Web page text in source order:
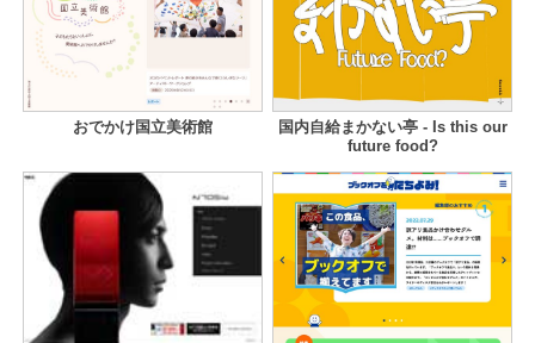
おでかけ国立美術館
国内自給まかない亭 - Is this our
future food?